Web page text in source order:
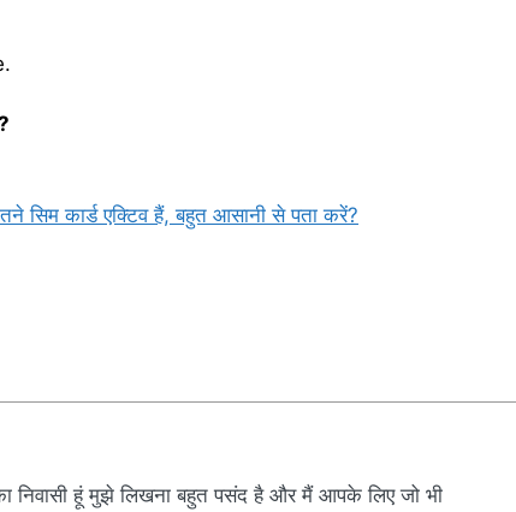
कार्ड एक्टिव हैं, बहुत आसानी से पता करें?
निवासी हूं मुझे लिखना बहुत पसंद है और मैं आपके लिए जो भी